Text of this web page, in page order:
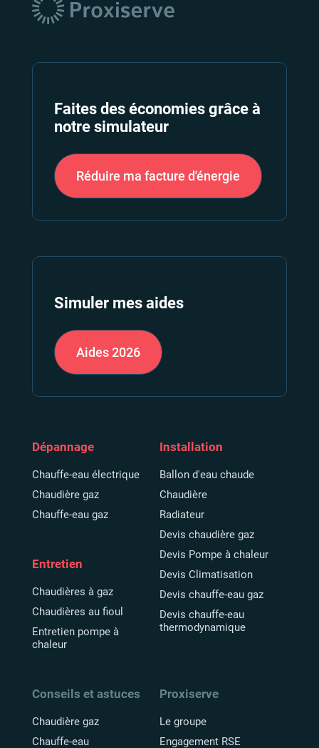
Faites des économies grâce à
notre simulateur
Réduire ma facture d'énergie
Simuler mes aides
Aides2026
Dépannage
Chauffe-eau électrique
Chaudière gaz
Chauffe-eau gaz
Entretien
Chaudières à gaz
Chaudières au fioul
Entretien pompe à
chaleur
Installation
Ballon d'eau chaude
Chaudière
Radiateur
Devis chaudière gaz
Devis Pompe à chaleur
Devis Climatisation
Devis chauffe-eau gaz
Devis chauffe-eau
thermodynamique
Conseils et astuces
Chaudière gaz
Chauffe-eau
Proxiserve
Le groupe
Engagement RSE